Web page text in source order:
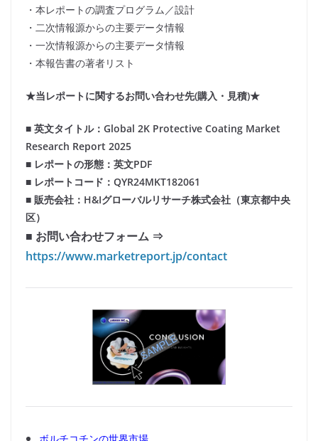
・本レポートの調査プログラム／設計
・二次情報源からの主要データ情報
・一次情報源からの主要データ情報
・本報告書の著者リスト
★当レポートに関するお問い合わせ先(購入・見積)★
■ 英文タイトル：Global 2K Protective Coating Market
Research Report 2025
■ レポートの形態：英文PDF
■ レポートコード：QYR24MKT182061
■ 販売会社：H&Iグローバルリサーチ株式会社（東京都中央
区）
■ お問い合わせフォーム ⇒
https://www.marketreport.jp/contact